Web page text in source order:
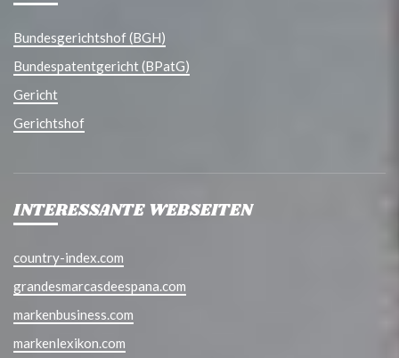
Bundesgerichtshof (BGH)
Bundespatentgericht (BPatG)
Gericht
Gerichtshof
INTERESSANTE WEBSEITEN
country-index.com
grandesmarcasdeespana.com
markenbusiness.com
markenlexikon.com